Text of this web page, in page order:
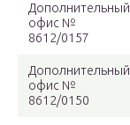
Дополнительный
офис №
8612/0157
Дополнительный
офис №
8612/0150